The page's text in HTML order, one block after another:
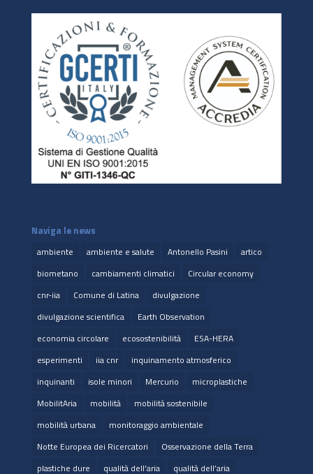
Naviga le news
ambiente ambiente e salute Antonello Pasini
artico
biometano
cambiamenti climatici
Circular economy
cnr-iia
Comune di Latina
divulgazione
divulgazione scientifica
Earth Observation
economia circolare
ecosostenibilità
ESA-HERA
esperimenti
iia cnr
inquinamento atmosferico
inquinanti
isole minori Mercurio
microplastiche
MobilitAria
mobilità
mobilità sostenibile
mobilità urbana
monitoraggio ambientale
Notte Europea dei Ricercatori
Osservazione della Terra
plastiche dure
qualità dell'aria qualità dell’aria